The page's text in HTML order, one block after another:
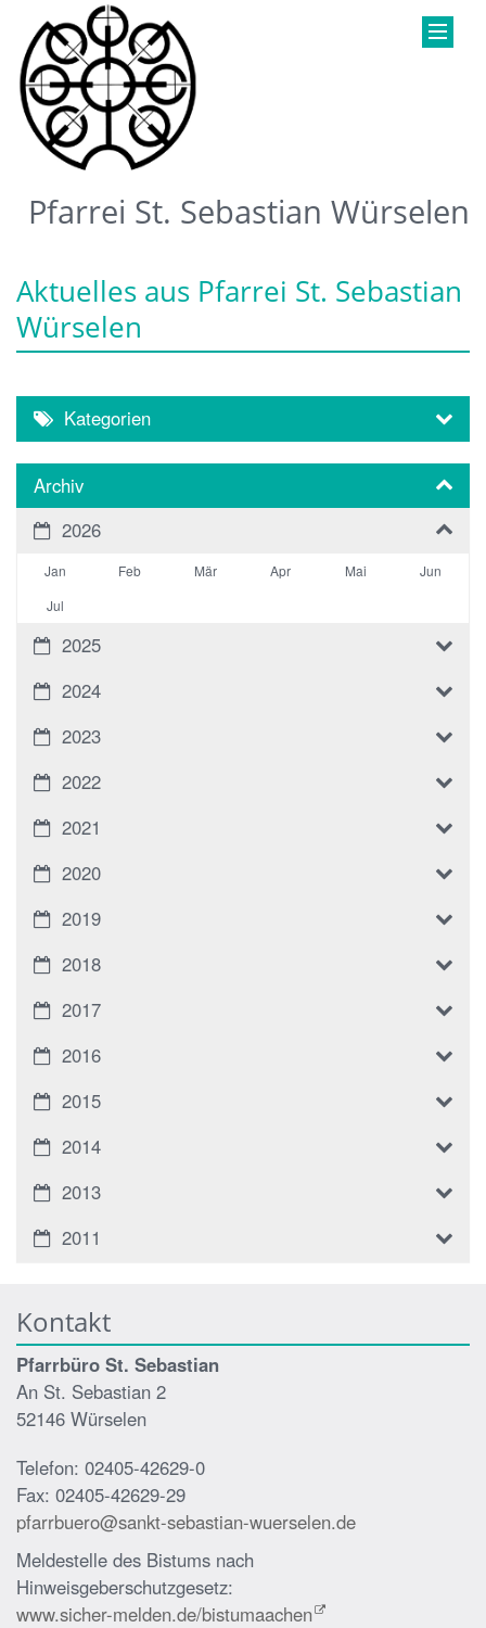
Pfarrei St. Sebastian Würselen
Aktuelles aus Pfarrei St. Sebastian
Würselen
Kategorien
Archiv
2026
Jan Feb Mär Apr Mai
Jun
Jul
2025
2024
2023
2022
2021
2020
2019
2018
2017
2016
2015
2014
2013
2011
Kontakt
Pfarrbüro St. Sebastian
An St. Sebastian 2
52146 Würselen
Telefon: 02405-42629-0
Fax: 02405-42629-29
pfarrbuero@sankt-sebastian-wuerselen.de
Meldestelle des Bistums nach
Hinweisgeberschutzgesetz:
www.sicher-melden.de/bistumaachen